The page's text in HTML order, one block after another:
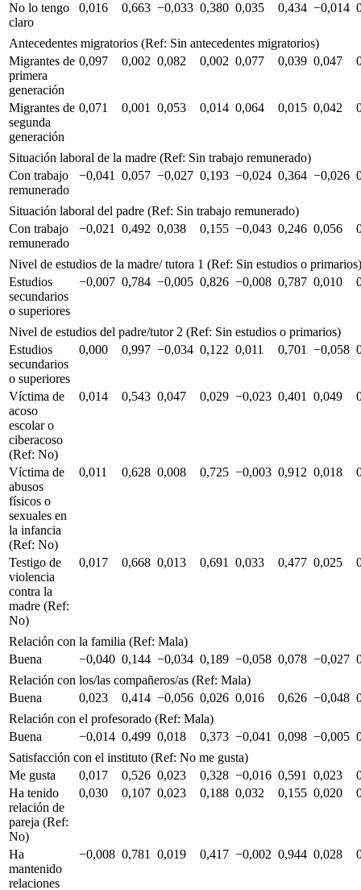
No lo tengo
claro
0,016 0,663 −0,033 0,380 0,035 0,434 −0,014
Antecedentes migratorios (Ref: Sin antecedentes migratorios)
Migrantes de
primera
generación
0,097 0,002 0,082 0,002 0,077 0,039 0,047
Migrantes de
segunda
generación
0,071 0,001 0,053 0,014 0,064 0,015 0,042
Situación laboral de la madre (Ref: Sin trabajo remunerado)
Con trabajo
remunerado
−0,041 0,057 −0,027 0,193 −0,024 0,364 −0,026
Situación laboral del padre (Ref: Sin trabajo remunerado)
Con trabajo
remunerado
−0,021 0,492 0,038 0,155 −0,043 0,246 0,056
Nivel de estudios de la madre/ tutora 1 (Ref: Sin estudios o primarios)
Estudios
secundarios
o superiores
−0,007 0,784 −0,005 0,826 −0,008 0,787 0,010
Nivel de estudios del padre/tutor 2 (Ref: Sin estudios o primarios)
Estudios
secundarios
o superiores
0,000 0,997 −0,034 0,122 0,011 0,701 −0,058
Víctima de
acoso
escolar o
ciberacoso
(Ref: No)
0,014 0,543 0,047 0,029 −0,023 0,401 0,049
Víctima de
abusos
físicos o
sexuales en
la infancia
(Ref: No)
0,011 0,628 0,008 0,725 −0,003 0,912 0,018
Testigo de
violencia
contra la
madre (Ref:
No)
0,017 0,668 0,013 0,691 0,033 0,477 0,025
Relación con la familia (Ref: Mala)
Buena
−0,040 0,144 −0,034 0,189 −0,058 0,078 −0,027
Relación con los/las compañeros/as (Ref: Mala)
Buena
0,023 0,414 −0,056 0,026 0,016 0,626 −0,048
Relación con el profesorado (Ref: Mala)
Buena
−0,014 0,499 0,018 0,373 −0,041 0,098 −0,005
Satisfacción con el instituto (Ref: No me gusta)
Me gusta
0,017 0,526 0,023 0,328 −0,016 0,591 0,023
Ha tenido
relación de
pareja (Ref:
No)
0,030 0,107 0,023 0,188 0,032 0,155 0,020
Ha
mantenido
relaciones
−0,008 0,781 0,019 0,417 −0,002 0,944 0,028